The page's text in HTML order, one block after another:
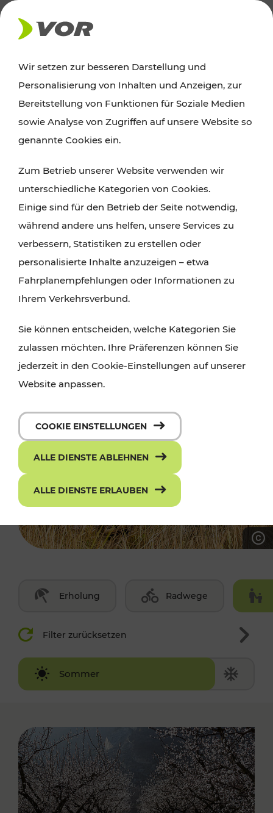
AKTUELLES
Ausflugstipps
Wien, Niederösterreich und das Burgenland
Wanderungen, Kultur und Gastronomie,
Radtouren oder purer Naturgenuss – viele
Attraktionen sind mit den Ticket- und Fahrplan-
Angeboten des VOR gut und schnell erreichbar.
Erholung Radwege
Filter zurücksetzen
Sommer
Winter
Wir setzen zur besseren Darstellung und
Personalisierung von Inhalten und Anzeigen, zur
Bereitstellung von Funktionen für Soziale Medien
sowie Analyse von Zugriffen auf unsere Website so
genannte Cookies ein.
Zum Betrieb unserer Website verwenden wir
unterschiedliche Kategorien von Cookies.
Einige sind für den Betrieb der Seite notwendig,
während andere uns helfen, unsere Services zu
verbessern, Statistiken zu erstellen oder
personalisierte Inhalte anzuzeigen – etwa
Fahrplanempfehlungen oder Informationen zu
Ihrem Verkehrsverbund.
Sie können entscheiden, welche Kategorien Sie
zulassen möchten. Ihre Präferenzen können Sie
jederzeit in den Cookie-Einstellungen auf unserer
Website anpassen.
COOKIE EINSTELLUNGEN
ALLE DIENSTE ABLEHNEN
ALLE DIENSTE ERLAUBEN